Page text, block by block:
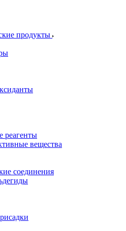
продукты
реагенты
вещества
соединения